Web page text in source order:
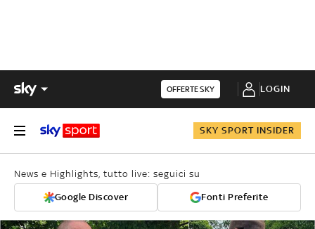
OFFERTE SKY LOGIN
SKY SPORT INSIDER
News e Highlights, tutto live: seguici su
Google Discover Fonti Preferite